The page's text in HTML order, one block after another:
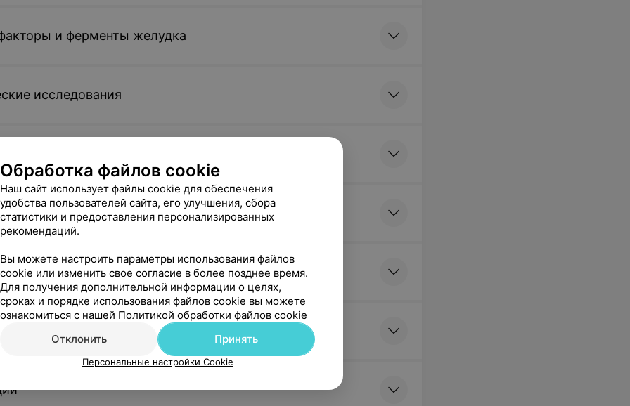
и ферменты желудка
исследования
заболеваний
исследования
заболеваний
Обработка файлов cookie
Наш сайт использует файлы cookie для обеспечения
удобства пользователей сайта, его улучшения, сбора
статистики и предоставления персонализированных
рекомендаций.
Вы можете настроить параметры использования файлов
cookie или изменить свое согласие в более позднее время.
Для получения дополнительной информации о целях,
сроках и порядке использования файлов cookie вы можете
ознакомиться с нашей Политикой обработки файлов cookie
Отклонить
Принять
Персональные настройки Cookie